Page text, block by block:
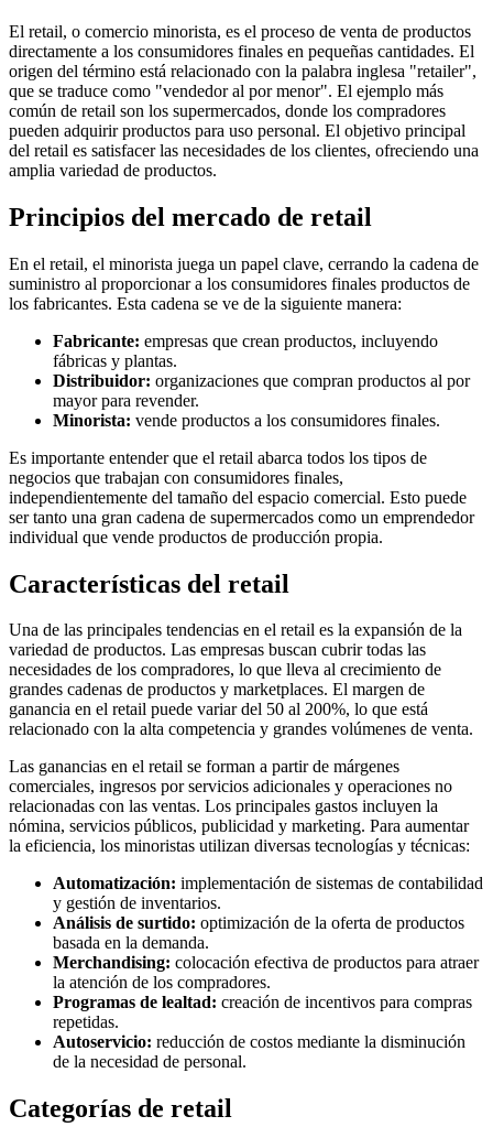
El retail, o comercio minorista, es el proceso de venta de productos
directamente a los consumidores finales en pequeñas cantidades. El
origen del término está relacionado con la palabra inglesa "retailer",
que se traduce como "vendedor al por menor". El ejemplo más
común de retail son los supermercados, donde los compradores
pueden adquirir productos para uso personal. El objetivo principal
del retail es satisfacer las necesidades de los clientes, ofreciendo una
amplia variedad de productos.
Principios del mercado de retail
En el retail, el minorista juega un papel clave, cerrando la cadena de
suministro al proporcionar a los consumidores finales productos de
los fabricantes. Esta cadena se ve de la siguiente manera:
Fabricante: empresas que crean productos, incluyendo
fábricas y plantas.
Distribuidor: organizaciones que compran productos al por
mayor para revender.
Minorista: vende productos a los consumidores finales.
Es importante entender que el retail abarca todos los tipos de
negocios que trabajan con consumidores finales,
independientemente del tamaño del espacio comercial. Esto puede
ser tanto una gran cadena de supermercados como un emprendedor
individual que vende productos de producción propia.
Características del retail
Una de las principales tendencias en el retail es la expansión de la
variedad de productos. Las empresas buscan cubrir todas las
necesidades de los compradores, lo que lleva al crecimiento de
grandes cadenas de productos y marketplaces. El margen de
ganancia en el retail puede variar del 50 al 200%, lo que está
relacionado con la alta competencia y grandes volúmenes de venta.
Las ganancias en el retail se forman a partir de márgenes
comerciales, ingresos por servicios adicionales y operaciones no
relacionadas con las ventas. Los principales gastos incluyen la
nómina, servicios públicos, publicidad y marketing. Para aumentar
la eficiencia, los minoristas utilizan diversas tecnologías y técnicas:
Automatización: implementación de sistemas de contabilidad
y gestión de inventarios.
Análisis de surtido: optimización de la oferta de productos
basada en la demanda.
Merchandising: colocación efectiva de productos para atraer
la atención de los compradores.
Programas de lealtad: creación de incentivos para compras
repetidas.
Autoservicio: reducción de costos mediante la disminución
de la necesidad de personal.
Categorías de retail